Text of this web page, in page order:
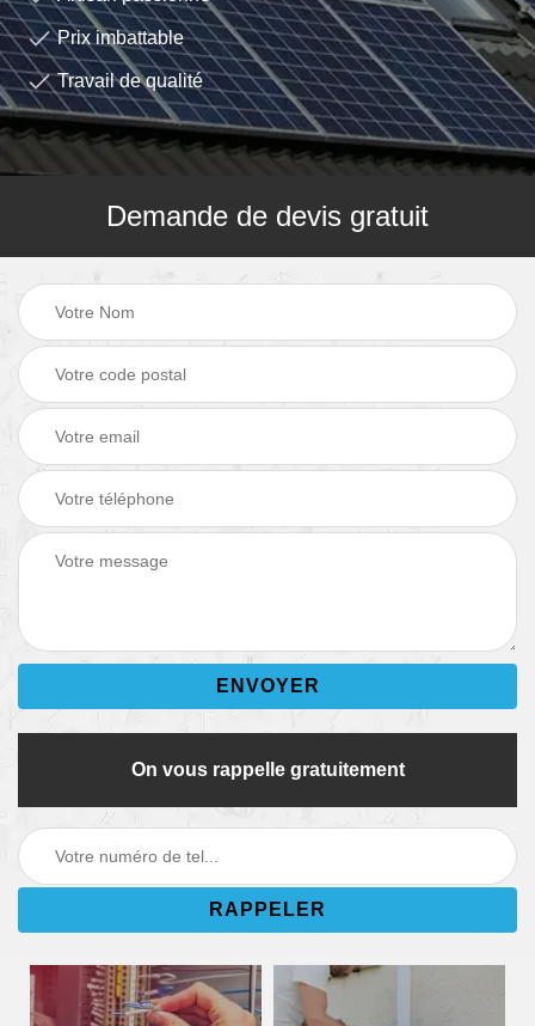
Prix imbattable
Travail de qualité
Demande de devis gratuit
On vous rappelle gratuitement